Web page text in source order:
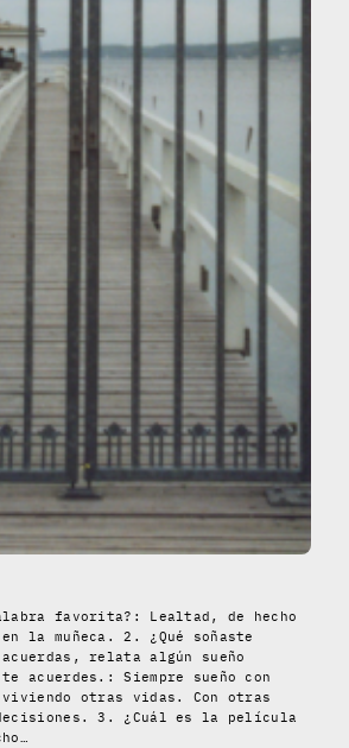
favorita?: Lealtad, de hecho
la muñeca. 2. ¿Qué soñaste
relata algún sueño
acuerdes.: Siempre sueño con
otras vidas. Con otras
3. ¿Cuál es la película